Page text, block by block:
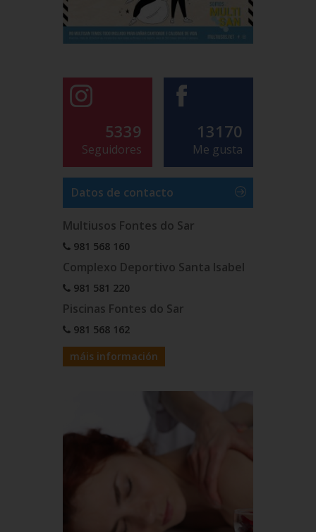
5339
Seguidores
13170
Me gusta
Datos de contacto
Multiusos Fontes do Sar
981 568 160
Complexo Deportivo Santa Isabel
981 581 220
Piscinas Fontes do Sar
981 568 162
máis información